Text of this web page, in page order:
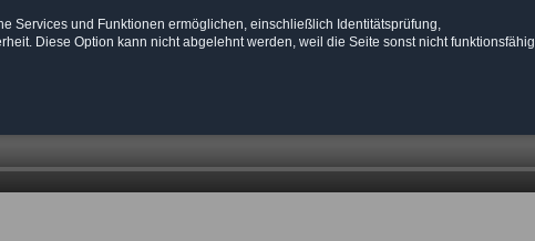
Services und Funktionen ermöglichen, einschließlich Identitätsprüfung,
Diese Option kann nicht abgelehnt werden, weil die Seite sonst nicht funktionsfähig